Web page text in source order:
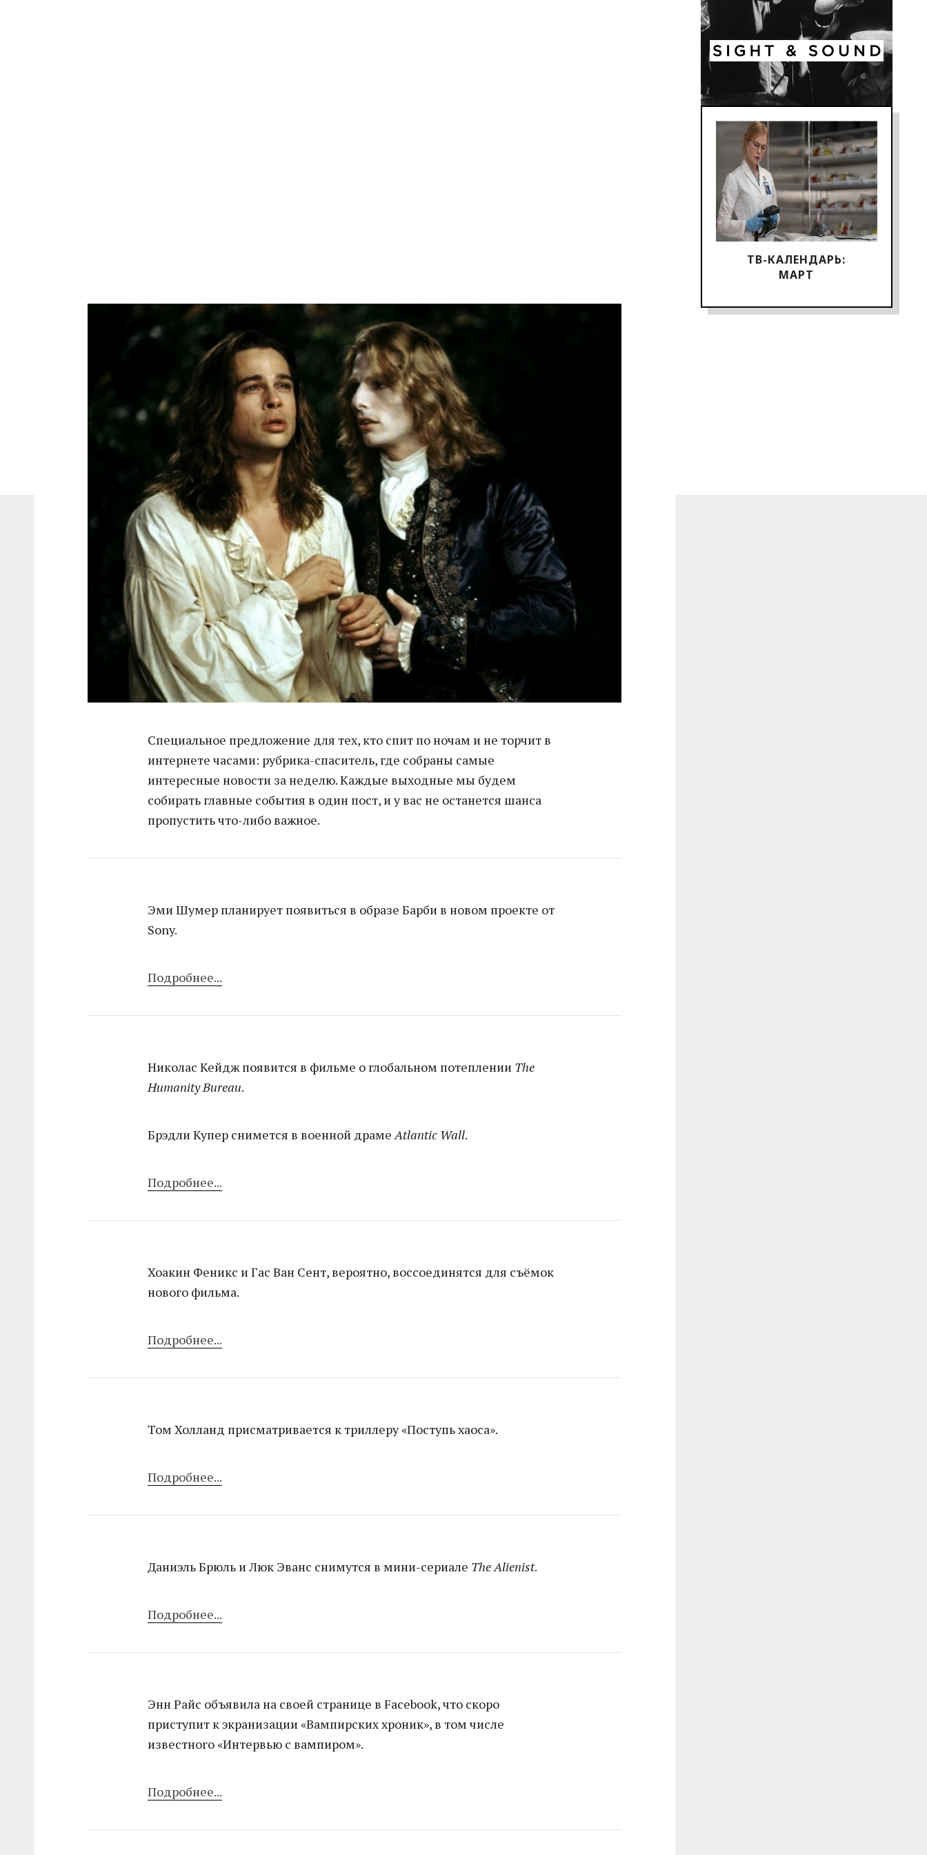
ТВ-КАЛЕНДАРЬ:
МАРТ
Специальное предложение для тех, кто спит по ночам и не торчит в
интернете часами: рубрика-спаситель, где собраны самые
интересные новости за неделю. Каждые выходные мы будем
собирать главные события в один пост, и у вас не останется шанса
пропустить что-либо важное.
Эми Шумер планирует появиться в образе Барби в новом проекте от
Sony.
Подробнее...
Николас Кейдж появится в фильме о глобальном потеплении The
Humanity Bureau.
Брэдли Купер снимется в военной драмеAtlantic Wall.
Подробнее...
Хоакин Феникс и Гас Ван Сент, вероятно, воссоединятся для съёмок
нового фильма.
Подробнее...
Том Холланд присматривается к триллеру «Поступь хаоса».
Подробнее...
Даниэль Брюль и Люк Эванс снимутся в мини-сериале The Alienist.
Подробнее...
Энн Райс объявила на своей странице в Facebook, что скоро
приступит к экранизации «Вампирских хроник», в том числе
известного «Интервью с вампиром».
Подробнее...